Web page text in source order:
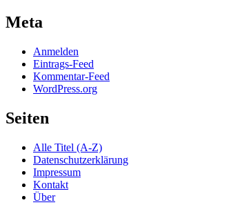
Meta
Anmelden
Eintrags-Feed
Kommentar-Feed
WordPress.org
Seiten
Alle Titel (A-Z)
Datenschutzerklärung
Impressum
Kontakt
Über